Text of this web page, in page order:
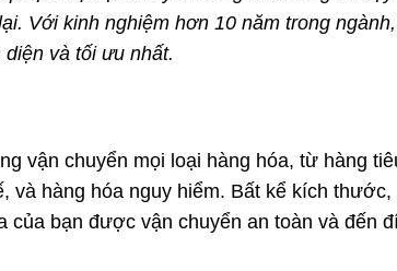
Với kinh nghiệm hơn 10 năm trong
và tối ưu nhất.
vận chuyển mọi loại hàng hóa, từ hàng
và hàng hóa nguy hiểm. Bất kể kích
của bạn được vận chuyển an toàn và đến